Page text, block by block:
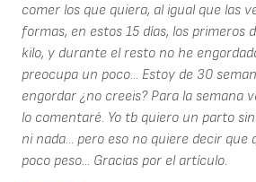
comer los que quiera, al igual que las
formas, en estos 15 días, los primeros
kilo, y durante el resto no he
preocupa un poco... Estoy de 30
engordar ¿no creeis? Para la semana
lo comentaré. Yo tb quiero un parto
ni nada... pero eso no quiere decir que
poco peso... Gracias por el artículo.